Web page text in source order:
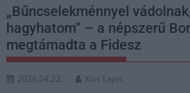
„Bűncselekménnyel
hagyhatom” – a népszerű
megtámadta a Fidesz
2026.04.22. Kiss Lajos